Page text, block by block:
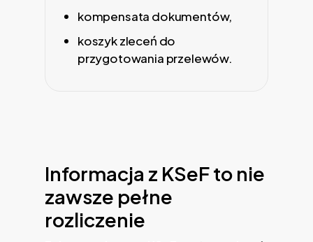
kompensata dokumentów,
koszyk zleceń do
przygotowania przelewów.
Informacja z KSeF to nie
zawsze pełne
rozliczenie